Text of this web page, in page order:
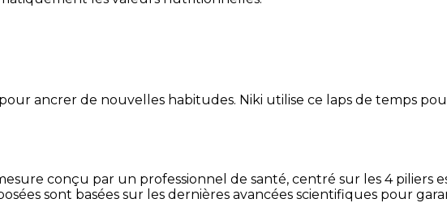
ancrer de nouvelles habitudes. Niki utilise ce laps de temps
conçu par un professionnel de santé, centré sur les 4 piliers
sont basées sur les dernières avancées scientifiques pour